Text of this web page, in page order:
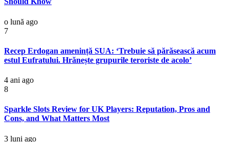
o lună ago
7
Recep Erdogan amenință SUA: ‘Trebuie să părăsească acum
estul Eufratului. Hrănește grupurile teroriste de acolo’
4 ani ago
8
Sparkle Slots Review for UK Players: Reputation, Pros and
Cons, and What Matters Most
3 luni ago